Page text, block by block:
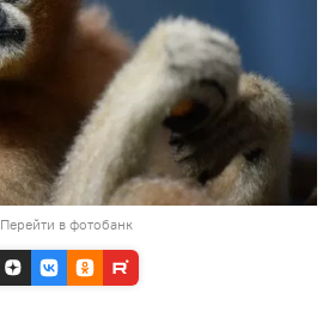
Перейти в фотобанк